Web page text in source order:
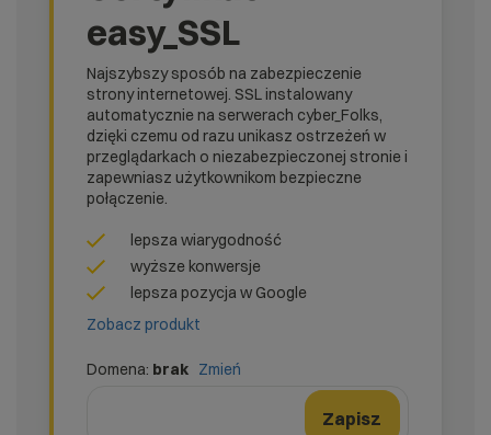
easy_SSL
Najszybszy sposób na zabezpieczenie
strony internetowej. SSL instalowany
automatycznie na serwerach cyber_Folks,
dzięki czemu od razu unikasz ostrzeżeń w
przeglądarkach o niezabezpieczonej stronie i
zapewniasz użytkownikom bezpieczne
połączenie.
lepsza wiarygodność
wyższe konwersje
lepsza pozycja w Google
Zobacz produkt
Domena: brak Zmień
Zmień formularz domeny
Zapisz